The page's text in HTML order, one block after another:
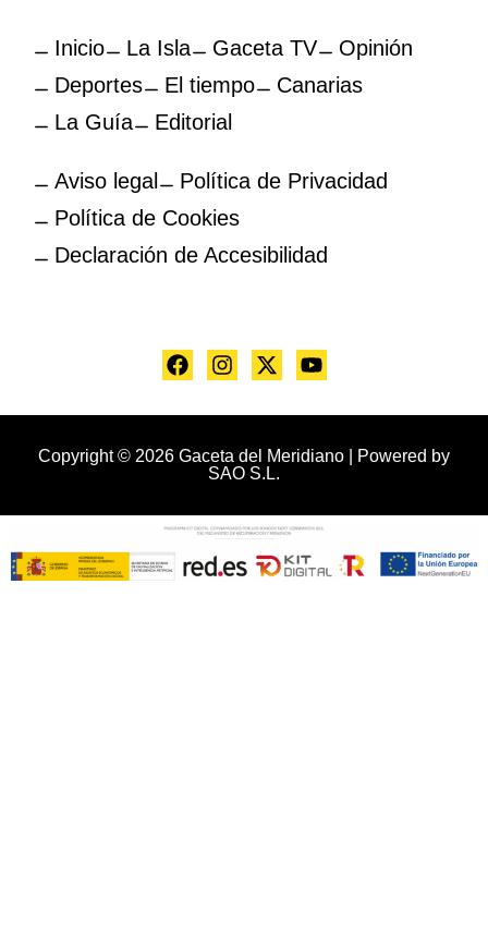
Inicio La Isla Gaceta TV
Opinión
Deportes
El tiempo
Canarias
La Guía
Editorial
Aviso legal
Política de Privacidad
Política de Cookies
Declaración de Accesibilidad
Copyright © 2026 Gaceta del Meridiano | Powered by
SAO S.L.